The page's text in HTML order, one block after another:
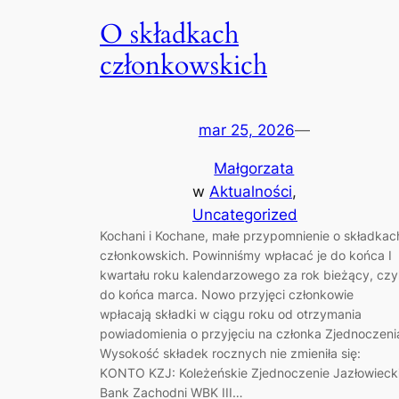
O składkach
członkowskich
mar 25, 2026—
Małgorzata
w Aktualności
Uncategorized
Kochani i Kochane, małe przypomnienie o
członkowskich. Powinniśmy wpłacać je do końca I
kwartału roku kalendarzowego za rok bieżący,
do końca marca. Nowo przyjęci członkowie
wpłacają składki w ciągu roku od otrzymania
powiadomienia o przyjęciu na członka
Wysokość składek rocznych nie zmieniła się:
KONTO KZJ: Koleżeńskie Zjednoczenie
Bank Zachodni WBK III…